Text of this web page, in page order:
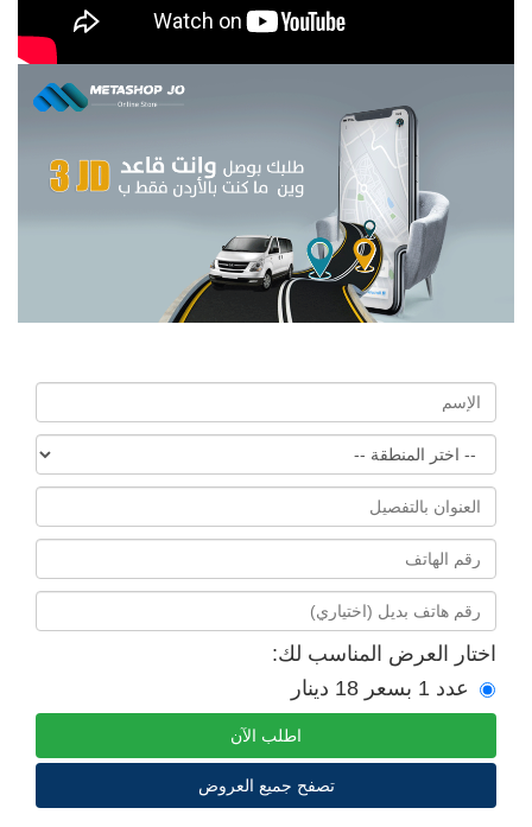
اختار العرض المناسب لك:
عدد 1 بسعر 18 دينار
اطلب الآن
تصفح جميع العروض